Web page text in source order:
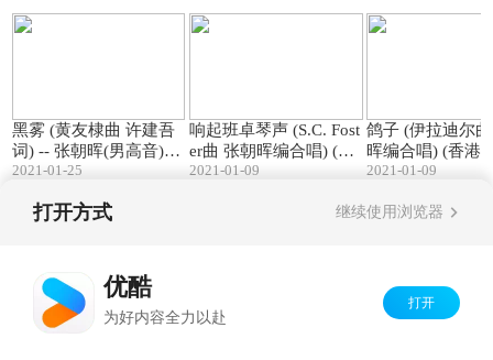
黑雾 (黄友棣曲 许建吾
词) -- 张朝晖(男高音)独
唱 (香港)
2021-01-25
响起班卓琴声 (S.C. Fost
er曲 张朝晖编合唱) (香
港重唱艺术团)
2021-01-09
鸽子 (伊拉迪尔曲 张
晖编合唱) (香港重唱艺
术团)
2021-01-09
打开方式 继续使用浏览器
优酷
为好内容全力以赴
打开